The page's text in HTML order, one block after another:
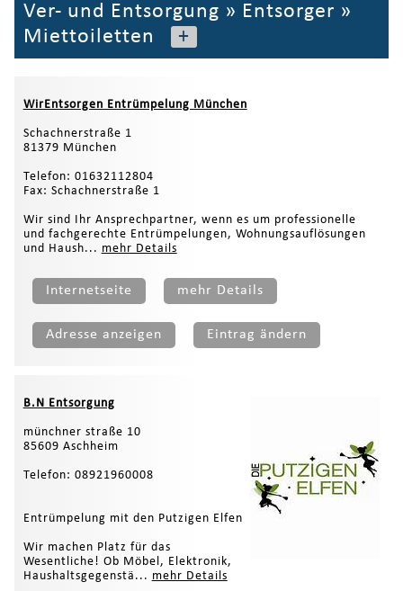
Ver- und Entsorgung » Entsorger »
Miettoiletten
+
WirEntsorgen Entrümpelung München
Schachnerstraße 1
81379 München
Telefon: 01632112804
Fax: Schachnerstraße 1
Wir sind Ihr Ansprechpartner, wenn es um professionelle
und fachgerechte Entrümpelungen, Wohnungsauflösungen
und Haush... mehr Details
Internetseite mehr Details
Adresse anzeigen Eintrag ändern
B.N Entsorgung
münchner straße 10
85609 Aschheim
Telefon: 08921960008
Entrümpelung mit den Putzigen Elfen
Wir machen Platz für das
Wesentliche! Ob Möbel, Elektronik,
Haushaltsgegenstä... mehr Details